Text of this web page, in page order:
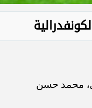
محمد حسن